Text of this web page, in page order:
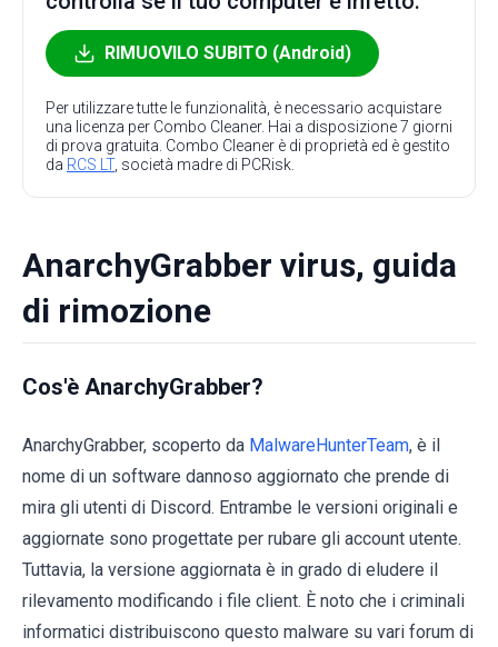
RIMUOVILO SUBITO (Android)
Per utilizzare tutte le funzionalità, è necessario acquistare
una licenza per Combo Cleaner. Hai a disposizione 7 giorni
di prova gratuita. Combo Cleaner è di proprietà ed è gestito
da RCS LT, società madre di PCRisk.
AnarchyGrabber virus, guida
di rimozione
Cos'è AnarchyGrabber?
AnarchyGrabber, scoperto da MalwareHunterTeam, è il
nome di un software dannoso aggiornato che prende di
mira gli utenti di Discord. Entrambe le versioni originali e
aggiornate sono progettate per rubare gli account utente.
Tuttavia, la versione aggiornata è in grado di eludere il
rilevamento modificando i file client. È noto che i criminali
informatici distribuiscono questo malware su vari forum di